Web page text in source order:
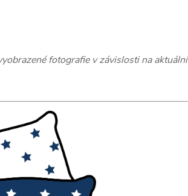
fotografie v závislosti na aktuální